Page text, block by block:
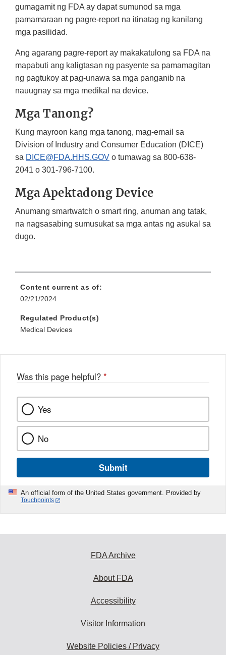
gumagamit ng FDA ay dapat sumunod sa mga
pamamaraan ng pagre-report na itinatag ng kanilang
mga pasilidad.
Ang agarang pagre-report ay makakatulong sa FDA na
mapabuti ang kaligtasan ng pasyente sa pamamagitan
ng pagtukoy at pag-unawa sa mga panganib na
nauugnay sa mga medikal na device.
Mga Tanong?
Kung mayroon kang mga tanong, mag-email sa
Division of Industry and Consumer Education (DICE)
sa DICE@FDA.HHS.GOV o tumawag sa 800-638-
2041 o 301-796-7100.
Mga Apektadong Device
Anumang smartwatch o smart ring, anuman ang tatak,
na nagsasabing sumusukat sa mga antas ng asukal sa
dugo.
Content current as of:
02/21/2024
Regulated Product(s)
Medical Devices
Was this page helpful? *
Yes
No
Submit
An official form of the United States government. Provided by
Touchpoints
FDA Archive
About FDA
Accessibility
Visitor Information
Website Policies / Privacy